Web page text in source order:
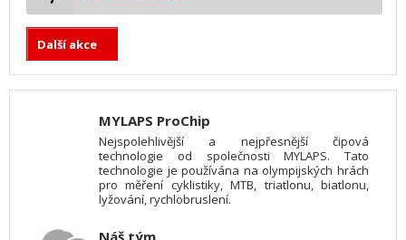
Další akce
MYLAPS ProChip
Nejspolehlivější a nejpřesnější čipová
technologie od společnosti MYLAPS. Tato
technologie je používána na olympijských hrách
pro měření cyklistiky, MTB, triatlonu, biatlonu,
lyžování, rychlobruslení.
Náš tým